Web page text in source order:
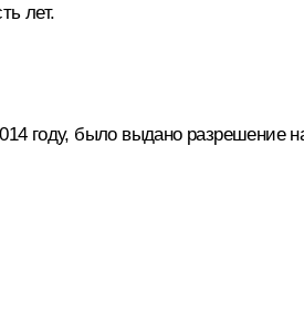
лет.
году, было выдано разрешение